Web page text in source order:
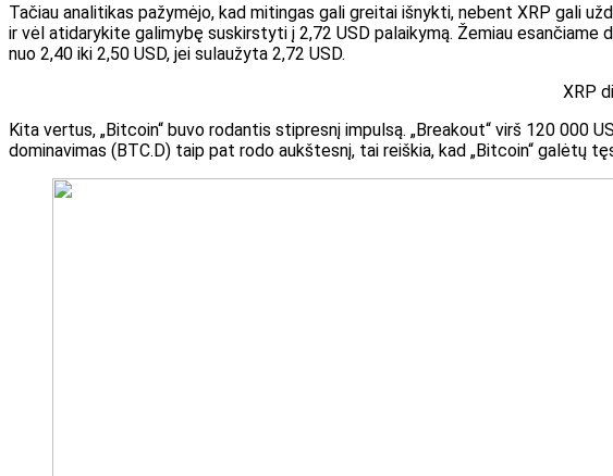
Tačiau analitikas pažymėjo, kad mitingas gali greitai išnykti, nebent XRP gali
ir vėl atidarykite galimybę suskirstyti į 2,72 USD palaikymą. Žemiau esančiame
nuo 2,40 iki 2,50 USD, jei sulaužyta 2,72 USD.
XRP
Kita vertus, „Bitcoin“ buvo rodantis stipresnį impulsą. „Breakout“ virš 120 000
dominavimas (BTC.D) taip pat rodo aukštesnį, tai reiškia, kad „Bitcoin“ galėtų